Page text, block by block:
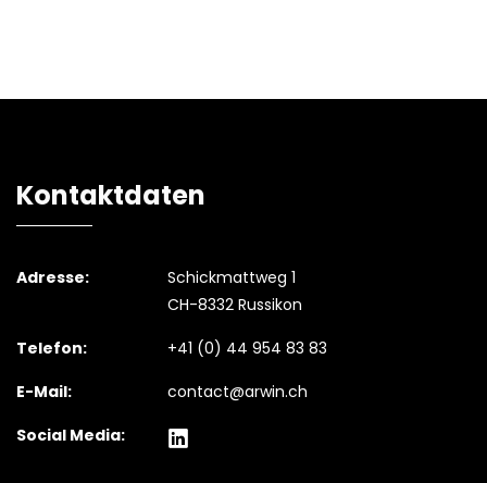
Kontaktdaten
Adresse:
Schickmattweg 1
CH-8332 Russikon
Telefon:
+41 (0) 44 954 83 83
E-Mail:
contact@arwin.ch
Social Media: